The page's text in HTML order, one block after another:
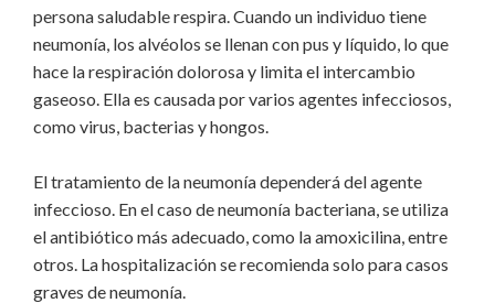
persona saludable respira. Cuando un individuo tiene
neumonía, los alvéolos se llenan con pus y líquido, lo que
hace la respiración dolorosa y limita el intercambio
gaseoso. Ella es causada por varios agentes infecciosos,
como virus, bacterias y hongos.
El tratamiento de la neumonía dependerá del agente
infeccioso. En el caso de neumonía bacteriana, se utiliza
el antibiótico más adecuado, como la amoxicilina, entre
otros. La hospitalización se recomienda solo para casos
graves de neumonía.